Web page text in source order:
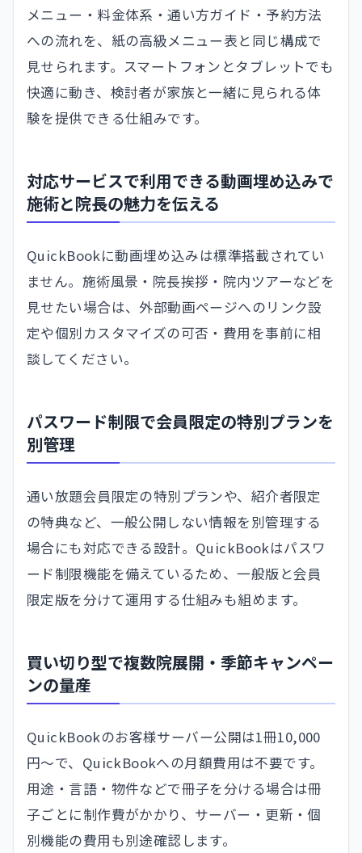
メニュー・料金体系・通い方ガイド・予約方法
への流れを、紙の高級メニュー表と同じ構成で
見せられます。スマートフォンとタブレットでも
快適に動き、検討者が家族と一緒に見られる体
験を提供できる仕組みです。
対応サービスで利用できる動画埋め込みで
施術と院長の魅力を伝える
QuickBookに動画埋め込みは標準搭載されてい
ません。施術風景・院長挨拶・院内ツアーなどを
見せたい場合は、外部動画ページへのリンク設
定や個別カスタマイズの可否・費用を事前に相
談してください。
パスワード制限で会員限定の特別プランを
別管理
通い放題会員限定の特別プランや、紹介者限定
の特典など、一般公開しない情報を別管理する
場合にも対応できる設計。QuickBookはパスワ
ード制限機能を備えているため、一般版と会員
限定版を分けて運用する仕組みも組めます。
買い切り型で複数院展開・季節キャンペー
ンの量産
QuickBookのお客様サーバー公開は1冊10,000
円〜で、QuickBookへの月額費用は不要です。
用途・言語・物件などで冊子を分ける場合は冊
子ごとに制作費がかかり、サーバー・更新・個
別機能の費用も別途確認します。